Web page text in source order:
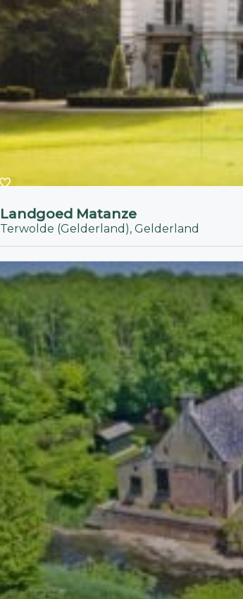
Landgoed Matanze
Terwolde (Gelderland), Gelderland